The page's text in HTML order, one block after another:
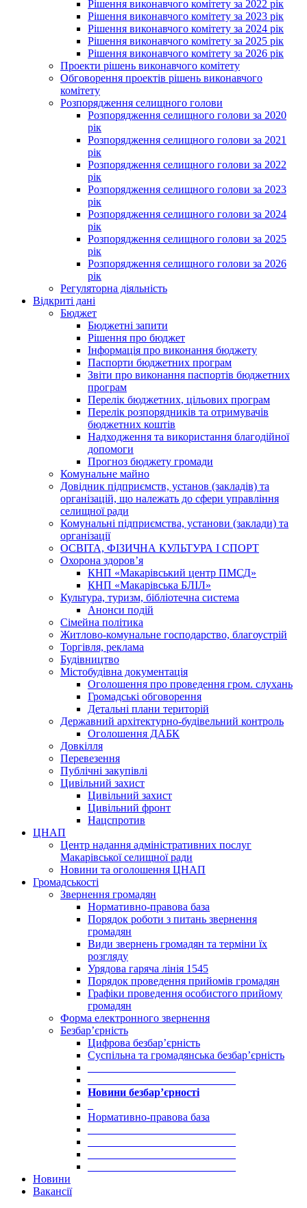
Рішення виконавчого комітету за 2022 рік
Рішення виконавчого комітету за 2023 рік
Рішення виконавчого комітету за 2024 рік
Рішення виконавчого комітету за 2025 рік
Рішення виконавчого комітету за 2026 рік
Проекти рішень виконавчого комітету
Обговорення проектів рішень виконавчого
комітету
Розпорядження селищного голови
Розпорядження селищного голови за 2020
рік
Розпорядження селищного голови за 2021
рік
Розпорядження селищного голови за 2022
рік
Розпорядження селищного голови за 2023
рік
Розпорядження селищного голови за 2024
рік
Розпорядження селищного голови за 2025
рік
Розпорядження селищного голови за 2026
рік
Регуляторна діяльність
Відкриті дані
Бюджет
Бюджетні запити
Рішення про бюджет
Інформація про виконання бюджету
Паспорти бюджетних програм
Звіти про виконання паспортів бюджетних
програм
Перелік бюджетних, цільових програм
Перелік розпорядників та отримувачів
бюджетних коштів
Надходження та використання благодійної
допомоги
Прогноз бюджету громади
Комунальне майно
Довідник підприємств, установ (закладів) та
організацій, що належать до сфери управління
селищної ради
Комунальні підприємства, установи (заклади) та
організації
ОСВІТА, ФІЗИЧНА КУЛЬТУРА І СПОРТ
Охорона здоров’я
КНП «Макарівський центр ПМСД»
КНП «Макарівська БЛІЛ»
Культура, туризм, бібліотечна система
Анонси подій
Сімейна політика
Житлово-комунальне господарство, благоустрій
Торгівля, реклама
Будівництво
Містобудівна документація
Оголошення про проведення гром. слухань
Громадські обговорення
Детальні плани територій
Державний архітектурно-будівельний контроль
Оголошення ДАБК
Довкілля
Перевезення
Публічні закупівлі
Цивільний захист
Цивільний захист
Цивільний фронт
Нацспротив
ЦНАП
Центр надання адміністративних послуг
Макарівської селищної ради
Новини та оголошення ЦНАП
Громадськості
Звернення громадян
Нормативно-правова база
Порядок роботи з питань звернення
громадян
Види звернень громадян та терміни їх
розгляду
Урядова гаряча лінія 1545
Порядок проведення прийомів громадян
Графіки проведення особистого прийому
громадян
Форма електронного звернення
Безбар’єрність
Цифрова безбар’єрність
Суспільна та громадянська безбар’єрність
Новини безбар’єрності
Нормативно-правова база
Новини
Вакансії